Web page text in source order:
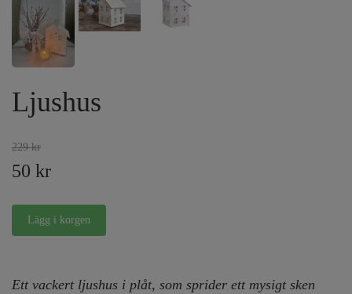
Ljushus
229 kr
50 kr
Ett vackert ljushus i plåt, som sprider ett mysigt sken